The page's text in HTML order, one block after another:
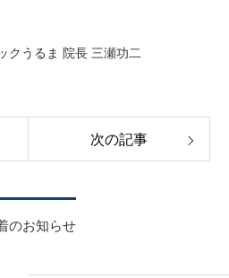
クうるま 院長 三瀬功二
次の記事
のお知らせ